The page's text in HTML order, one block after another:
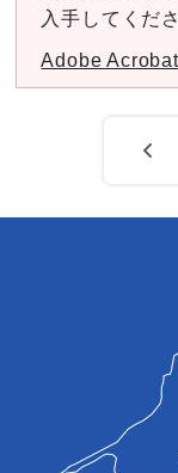
入手してくだ
Adobe